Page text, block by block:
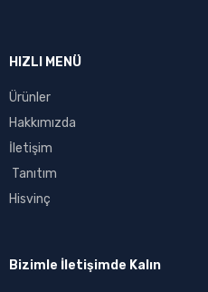
HIZLI MENÜ
Ürünler
Hakkımızda
İletişim
Tanıtım
Hisvinç
Bizimle İletişimde Kalın